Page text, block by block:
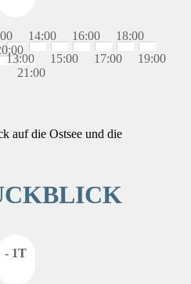
13:00
14:00
15:00
16:00
17:00
18:00
19:00
21:00
auf die Ostsee und die
- 1T